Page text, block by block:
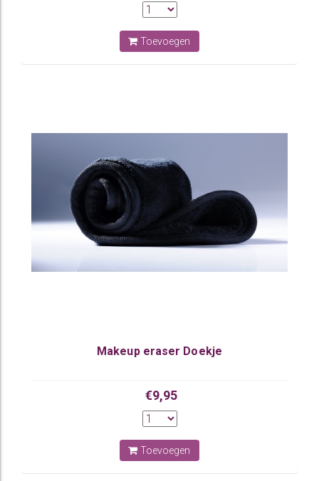
Toevoegen
Makeup eraser Doekje
€9,95
Toevoegen